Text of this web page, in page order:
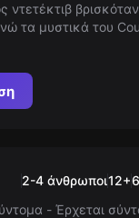
ντετέκτιβ
τα μυστικά του
Πάρε τον έλεγχο,
των
2-4 άνθρωποι12+
- Έρχεται